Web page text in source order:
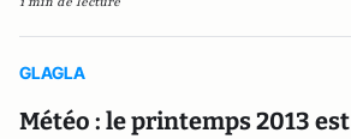
GLAGLA
Météo : le printemps 2013 est